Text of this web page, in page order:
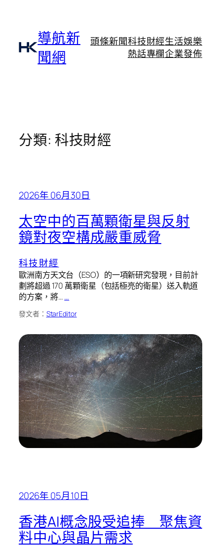
導航新
聞網
頭條新聞科技財經生活娛樂
熱話專欄企業發佈
分類: 科技財經
2026年 06月30日
太空中的百萬顆衛星與反射
鏡對夜空構成嚴重威脅
科技財經
歐洲南方天文台（ESO）的一項新研究發現，目前計
劃將超過 170 萬顆衛星（包括極亮的衛星）送入軌道
的方案，將……
發文者： StarEditor
2026年 05月10日
香港AI概念股受追捧 聚焦資
料中心與晶片需求